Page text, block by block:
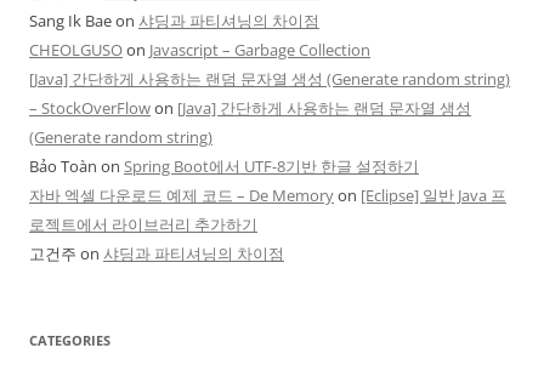
Sang Ik Baeon 샤딩과 파티셔닝의 차이점
CHEOLGUSOon Javascript – Garbage Collection
[Java] 간단하게 사용하는 랜덤 문자열 생성 (Generate random string)
– StockOverFlowon [Java] 간단하게 사용하는 랜덤 문자열 생성
(Generate random string)
Bảo Toàn on Spring Boot에서 UTF-8기반 한글 설정하기
자바 엑셀 다운로드 예제 코드 – De Memoryon [Eclipse] 일반 Java 프
로젝트에서 라이브러리 추가하기
고건주 on 샤딩과 파티셔닝의 차이점
CATEGORIES